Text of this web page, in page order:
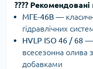
????️ Рекомендовані
МГЕ-46В —
гідравлічних
HVLP ISO 46 / 68 —
всесезонна олива
добавками